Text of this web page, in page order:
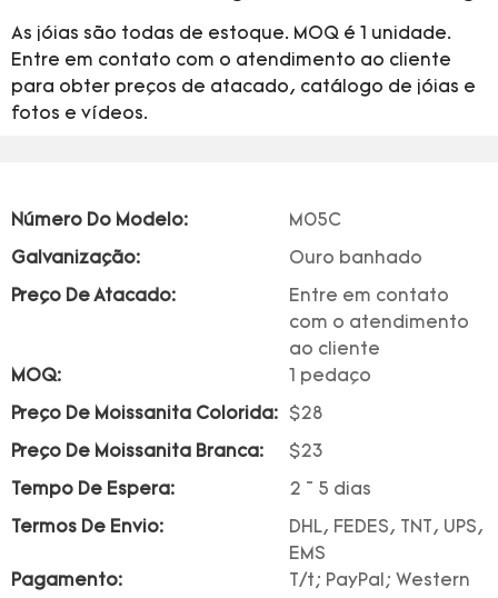
As jóias são todas de estoque. MOQ é 1 unidade.
Entre em contato com o atendimento ao cliente
para obter preços de atacado, catálogo de jóias e
fotos e vídeos.
Número Do Modelo: M05C
Galvanização: Ouro banhado
Preço De Atacado:
Entre em contato
com o atendimento
ao cliente
MOQ:
1 pedaço
Preço De Moissanita Colorida: $28
Preço De Moissanita Branca: $23
Tempo De Espera: 2 ~ 5 dias
Termos De Envio:
DHL, FEDES, TNT, UPS,
EMS
Pagamento:
T/t; PayPal; Western